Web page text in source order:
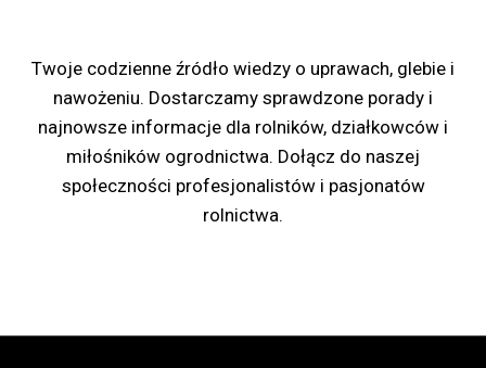
Twoje codzienne źródło wiedzy o uprawach, glebie i
nawożeniu. Dostarczamy sprawdzone porady i
najnowsze informacje dla rolników, działkowców i
miłośników ogrodnictwa. Dołącz do naszej
społeczności profesjonalistów i pasjonatów
rolnictwa.